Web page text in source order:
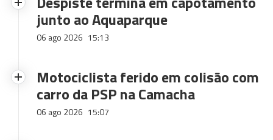
junto ao Aquaparque
06 ago 2026 15:13
Motociclista ferido em colisão com
carro da PSP na Camacha
06 ago 2026 15:07